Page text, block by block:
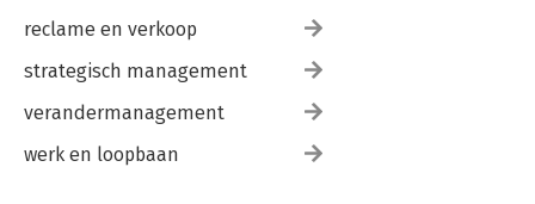
reclame en verkoop
strategisch management
verandermanagement
werk en loopbaan